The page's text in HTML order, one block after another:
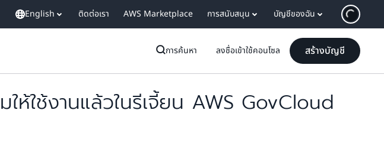
English ติดต่อเรา AWS Marketplace การสนับสนุน บัญชีของฉัน
การค้นหา ลงชื่อเข้าใช้คอนโซล สร้างบัญชี
ใช้งานแล้วในรีเจี้ยน AWS GovCloud